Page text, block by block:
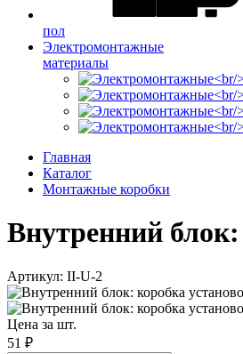
пол
Электромонтажные
материалы
Главная
Каталог
Монтажные коробки
Внутренний
Артикул: II-U-2
Цена за шт.
51 ₽